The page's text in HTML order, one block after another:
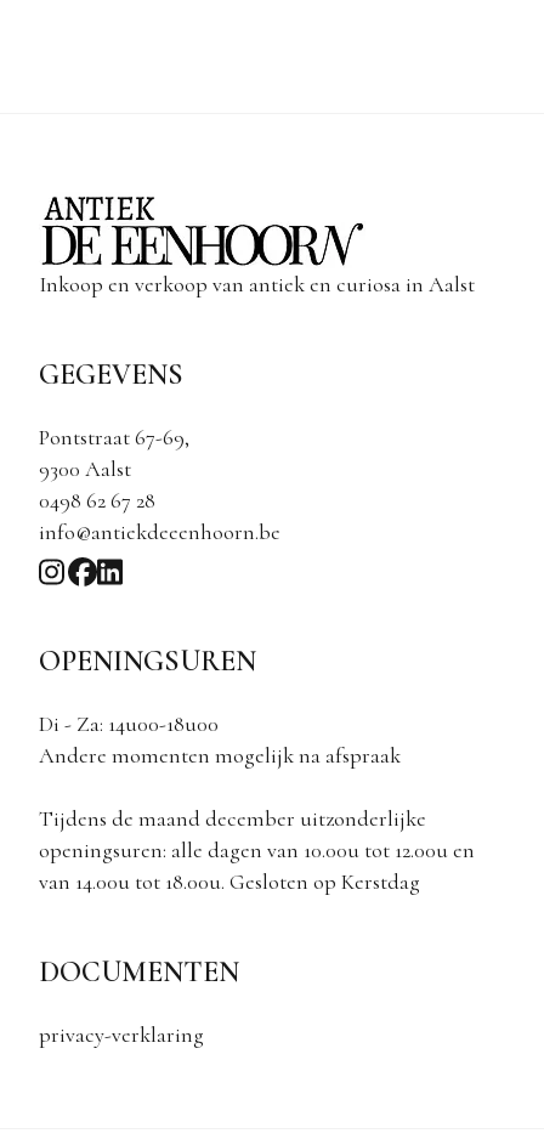
Inkoop en verkoop van antiek en curiosa in Aalst
GEGEVENS
Pontstraat 67-69,
9300 Aalst
0498 62 67 28
info@antiekdeeenhoorn.be
OPENINGSUREN
Di - Za: 14u00-18u00
Andere momenten mogelijk na afspraak
Tijdens de maand december uitzonderlijke
openingsuren: alle dagen van 10.00u tot 12.00u en
van 14.00u tot 18.00u. Gesloten op Kerstdag
DOCUMENTEN
privacy-verklaring